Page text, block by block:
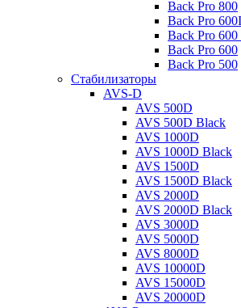
Back Pro 800
Back Pro
Back Pro 600
Back Pro 600
Back Pro 500
Стабилизаторы
AVS-D
AVS 500D
AVS 500D Black
AVS 1000D
AVS 1000D Black
AVS 1500D
AVS 1500D Black
AVS 2000D
AVS 2000D Black
AVS 3000D
AVS 5000D
AVS 8000D
AVS 10000D
AVS 15000D
AVS 20000D